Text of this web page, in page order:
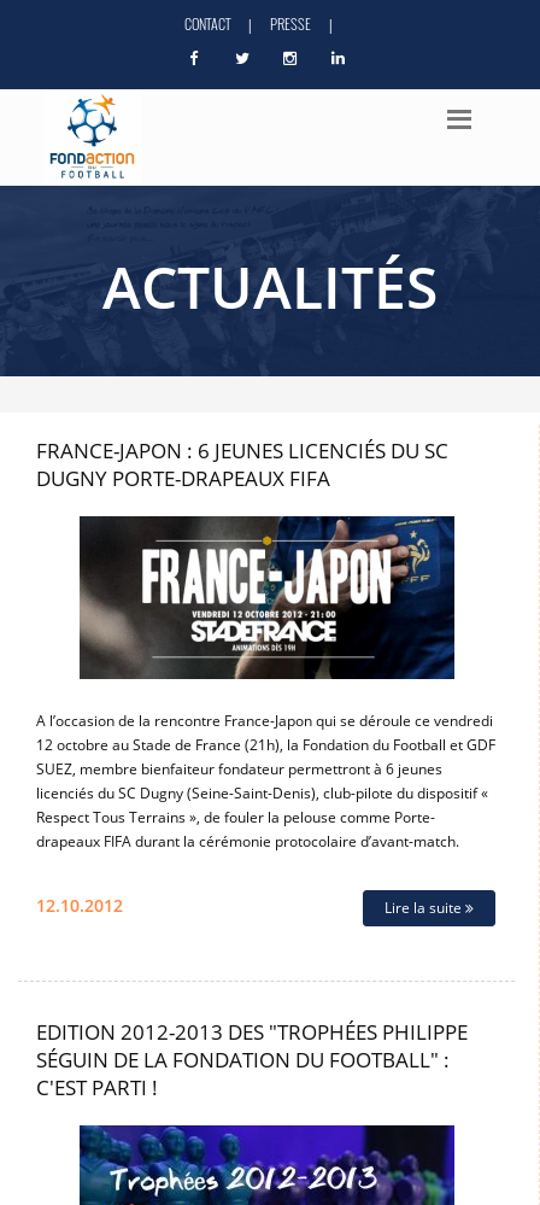
CONTACT | PRESSE |
ACTUALITÉS
FRANCE-JAPON : 6 JEUNES LICENCIÉS DU SC
DUGNY PORTE-DRAPEAUX FIFA
A l’occasion de la rencontre France-Japon qui se déroule ce vendredi
12 octobre au Stade de France (21h), la Fondation du Football et GDF
SUEZ, membre bienfaiteur fondateur permettront à 6 jeunes
licenciés du SC Dugny (Seine-Saint-Denis), club-pilote du dispositif «
Respect Tous Terrains », de fouler la pelouse comme Porte-
drapeaux FIFA durant la cérémonie protocolaire d’avant-match.
12.10.2012 Lire la suite
EDITION 2012-2013 DES "TROPHÉES PHILIPPE
SÉGUIN DE LA FONDATION DU FOOTBALL" :
C'EST PARTI !